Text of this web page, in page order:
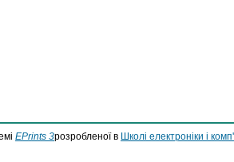
EPrints 3розробленої в Школі електроніки і